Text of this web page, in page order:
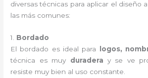
diversas técnicas para aplicar el diseño
las más comunes:
1. Bordado
El bordado es ideal para logos,
técnica es muy duradera y se ve
resiste muy bien al uso constante.